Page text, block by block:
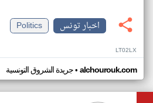
اخبار تونس
Politics
LT02LX
جريدة الشروق التونسية• alchourouk.com